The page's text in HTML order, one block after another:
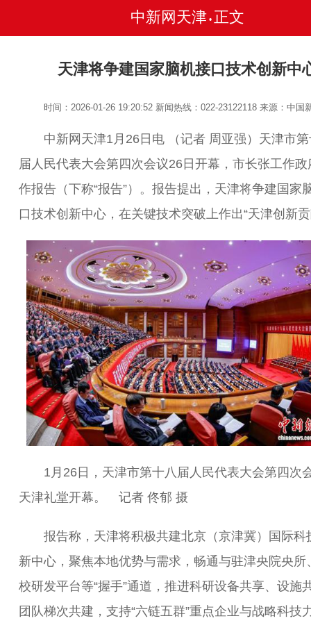
中新网天津 • 正文
天津将争建国家脑机接口技术创新中
时间：2026-01-26 19:20:52 新闻热线：022-23122118来源：中国
中新网天津1月26日电 （记者 周亚强）天津市第
届人民代表大会第四次会议26日开幕，市长张工作政
作报告（下称“报告”）。报告提出，天津将争建国家
口技术创新中心，在关键技术突破上作出“天津创新
1月26日，天津市第十八届人民代表大会第四次
天津礼堂开幕。 记者 佟郁 摄
报告称，天津将积极共建北京（京津冀）国际科
新中心，聚焦本地优势与需求，畅通与驻津央院央所
校研发平台等“握手”通道，推进科研设备共享、设施
团队梯次共建，支持“六链五群”重点企业与战略科技